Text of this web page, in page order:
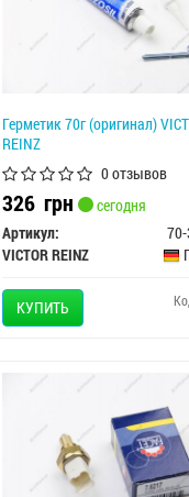
Герметик 70г (оригинал)
REINZ
0 отзывов
326 грн
сегодня
Артикул:
VICTOR REINZ
КУПИТЬ